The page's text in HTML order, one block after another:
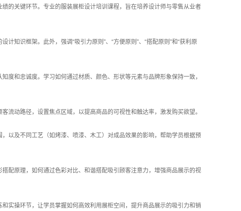
的关键环节。专业的服装展柜设计培训课程，旨在培养设计师与零售从业者
知识框架。此外，强调“吸引力原则”、“方便原则”、“搭配原则”和“获利原
度和忠诚度。学习如何通过材质、颜色、形状等元素与品牌形象保持一致，
流动路径，设置焦点区域，以提高商品的可视性和触达率，激发购买欲望。
以及不同工艺（如烤漆、喷漆、木工）对成品效果的影响，帮助学员根据预
配原理，如何通过色彩对比、和谐搭配吸引顾客注意力，增强商品展示的视
实操环节，让学员掌握如何高效利用展柜空间，提升商品展示的吸引力和销